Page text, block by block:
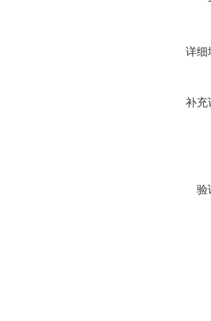
详细
补充
验